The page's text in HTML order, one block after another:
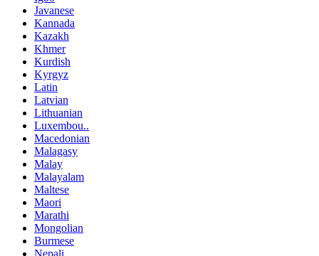
Javanese
Kannada
Kazakh
Khmer
Kurdish
Kyrgyz
Latin
Latvian
Lithuanian
Luxembou..
Macedonian
Malagasy
Malay
Malayalam
Maltese
Maori
Marathi
Mongolian
Burmese